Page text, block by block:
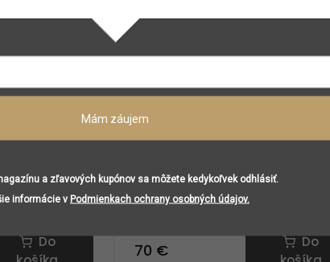
podnos pod
Do
Trudon Topper Classic poklop
na vonnú sviečku 10 cm
70 €
Do
Mám záujem
a zľavových kupónov sa môžete kedykoľvek odhlásiť.
informácie v Podmienkach ochrany osobných údajov.